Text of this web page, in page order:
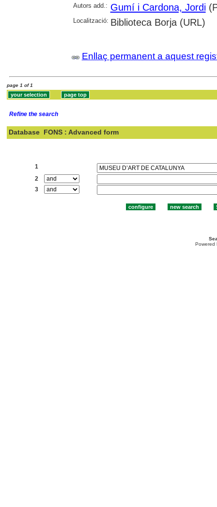
Autors add.: Gumí i Cardona, Jordi
Localització: Biblioteca Borja (URL)
Enllaç permanent a aquest
page 1 of 1
Refine the search
Database FONS : Advanced form
1
2
3
Powered